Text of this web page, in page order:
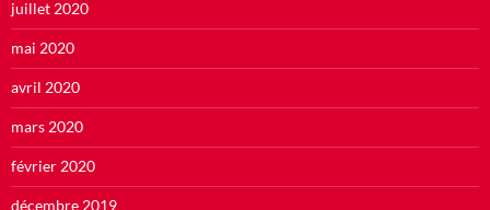
juillet 2020
mai 2020
avril 2020
mars 2020
février 2020
décembre 2019